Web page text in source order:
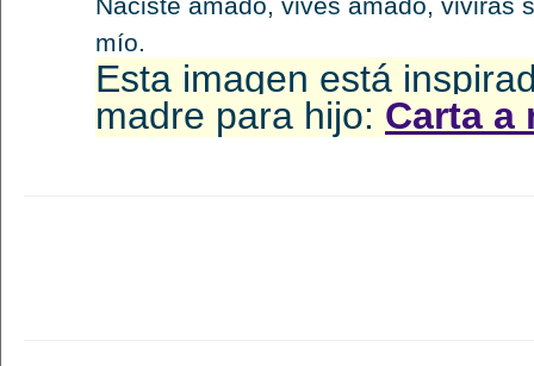
mío.
Esta imagen está
madre para hijo: Carta a